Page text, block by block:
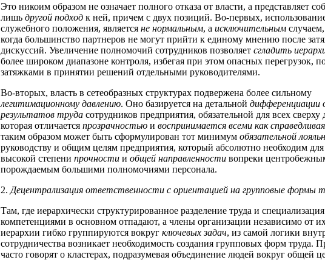
Это никоим образом не означает полного отказа от власти, а представляет
лишь другой подход к ней, причем с двух позиций. Во-первых,
служебного положения, является не нормальным, а исключительным
когда большинство партнеров не могут прийти к единому мнению после
дискуссий. Увеличение полномочий сотрудников позволяет сгладить
более широком диапазоне контроля, избегая при этом опасных перегрузок,
затяжками в принятии решений отдельными руководителями.
Во-вторых, власть в сетеобразных структурах подвержена более сильному
легитимационному давлению. Оно базируется на детальной дифференциации
результатов труда сотрудников предприятия, обязательной для всех сверху
которая отличается прозрачностью и воспринимается всеми как справедливая
таким образом может быть сформулирован тот минимум обязательной
руководству и общим целям предприятия, который абсолютно необходим
высокой степени прочности и общей направленности вопреки
порождаемым большими полномочиями персонала.
2. Децентрализация ответственности с ориентацией на групповые формы
Там, где иерархически структурированное разделение труда и
компетенциями в основном отпадают, а члены организации независимо от
иерархии гибко группируются вокруг ключевых задач, из самой логики
сотрудничества возникает необходимость создания групповых форм труда.
часто говорят о кластерах, подразумевая объединение людей вокруг общей